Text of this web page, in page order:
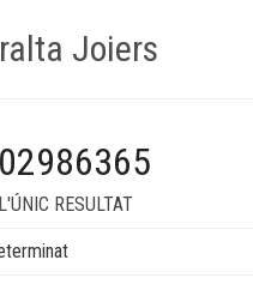
Joiers
RESULTAT